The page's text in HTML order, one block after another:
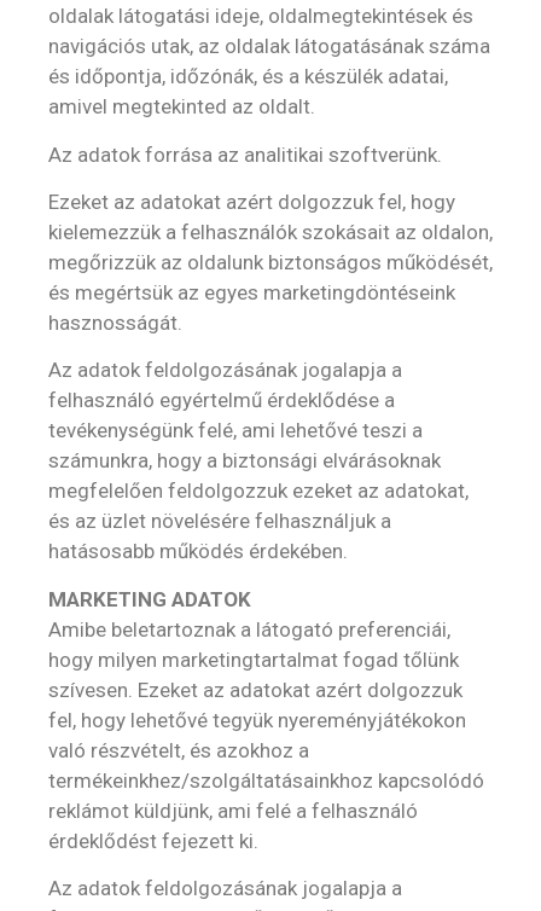
oldalak látogatási ideje, oldalmegtekintések és
navigációs utak, az oldalak látogatásának száma
és időpontja, időzónák, és a készülék adatai,
amivel megtekinted az oldalt.
Az adatok forrása az analitikai szoftverünk.
Ezeket az adatokat azért dolgozzuk fel, hogy
kielemezzük a felhasználók szokásait az oldalon,
megőrizzük az oldalunk biztonságos működését,
és megértsük az egyes marketingdöntéseink
hasznosságát.
Az adatok feldolgozásának jogalapja a
felhasználó egyértelmű érdeklődése a
tevékenységünk felé, ami lehetővé teszi a
számunkra, hogy a biztonsági elvárásoknak
megfelelően feldolgozzuk ezeket az adatokat,
és az üzlet növelésére felhasználjuk a
hatásosabb működés érdekében.
MARKETING ADATOK
Amibe beletartoznak a látogató preferenciái,
hogy milyen marketingtartalmat fogad tőlünk
szívesen. Ezeket az adatokat azért dolgozzuk
fel, hogy lehetővé tegyük nyereményjátékokon
való részvételt, és azokhoz a
termékeinkhez/szolgáltatásainkhoz kapcsolódó
reklámot küldjünk, ami felé a felhasználó
érdeklődést fejezett ki.
Az adatok feldolgozásának jogalapja a